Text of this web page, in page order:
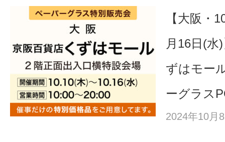
【大阪・
月16日(水
ずはモー
ーグラス
2024年10月